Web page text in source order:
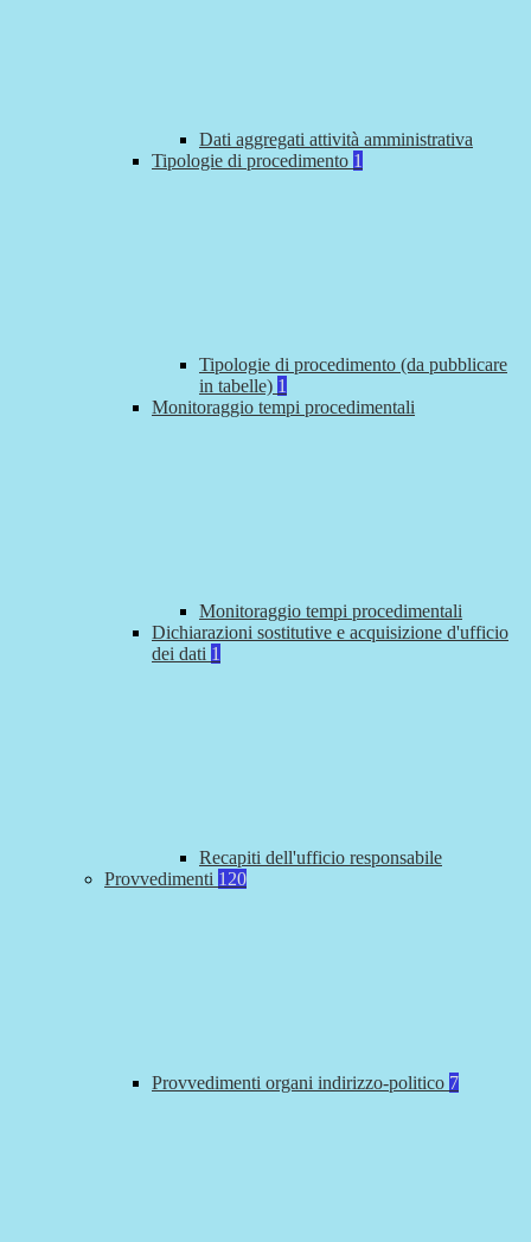
Dati aggregati attività amministrativa
Tipologie di procedimento 1
Tipologie di procedimento (da pubblicare
in tabelle) 1
Monitoraggio tempi procedimentali
Monitoraggio tempi procedimentali
Dichiarazioni sostitutive e acquisizione d'ufficio
dei dati 1
Recapiti dell'ufficio responsabile
Provvedimenti 120
Provvedimenti organi indirizzo-politico 7